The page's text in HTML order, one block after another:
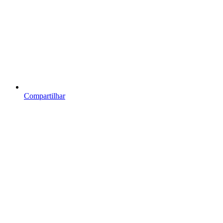
Compartilhar